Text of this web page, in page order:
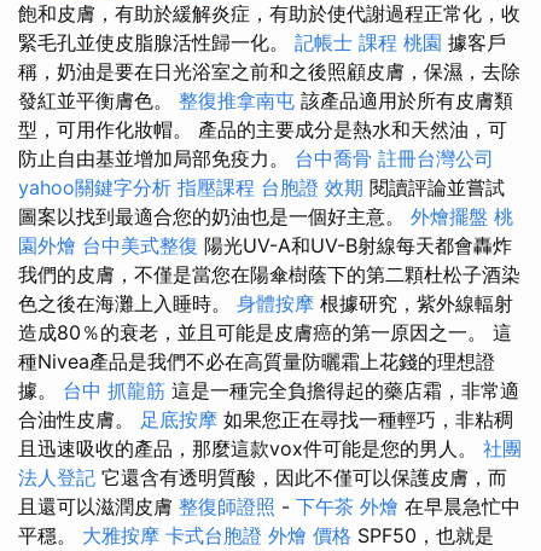
飽和皮膚，有助於緩解炎症，有助於使代謝過程正常化，收
緊毛孔並使皮脂腺活性歸一化。 記帳士 課程 桃園 據客戶
稱，奶油是要在日光浴室之前和之後照顧皮膚，保濕，去除
發紅並平衡膚色。 整復推拿南屯 該產品適用於所有皮膚類
型，可用作化妝帽。 產品的主要成分是熱水和天然油，可
防止自由基並增加局部免疫力。 台中喬骨 註冊台灣公司
yahoo關鍵字分析 指壓課程 台胞證 效期 閱讀評論並嘗試
圖案以找到最適合您的奶油也是一個好主意。 外燴擺盤 桃
園外燴 台中美式整復 陽光UV-A和UV-B射線每天都會轟炸
我們的皮膚，不僅是當您在陽傘樹蔭下的第二顆杜松子酒染
色之後在海灘上入睡時。 身體按摩 根據研究，紫外線輻射
造成80％的衰老，並且可能是皮膚癌的第一原因之一。 這
種Nivea產品是我們不必在高質量防曬霜上花錢的理想證
據。 台中 抓龍筋 這是一種完全負擔得起的藥店霜，非常適
合油性皮膚。 足底按摩 如果您正在尋找一種輕巧，非粘稠
且迅速吸收的產品，那麼這款vox件可能是您的男人。 社團
法人登記 它還含有透明質酸，因此不僅可以保護皮膚，而
且還可以滋潤皮膚 整復師證照 - 下午茶 外燴 在早晨急忙中
平穩。 大雅按摩 卡式台胞證 外燴 價格 SPF50，也就是